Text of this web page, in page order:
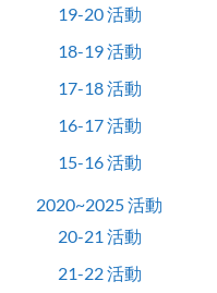
19-20 活動
18-19 活動
17-18 活動
16-17 活動
15-16 活動
2020~2025 活動
20-21 活動
21-22 活動